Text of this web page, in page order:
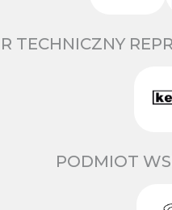
TECHNICZNY
PODMIOT